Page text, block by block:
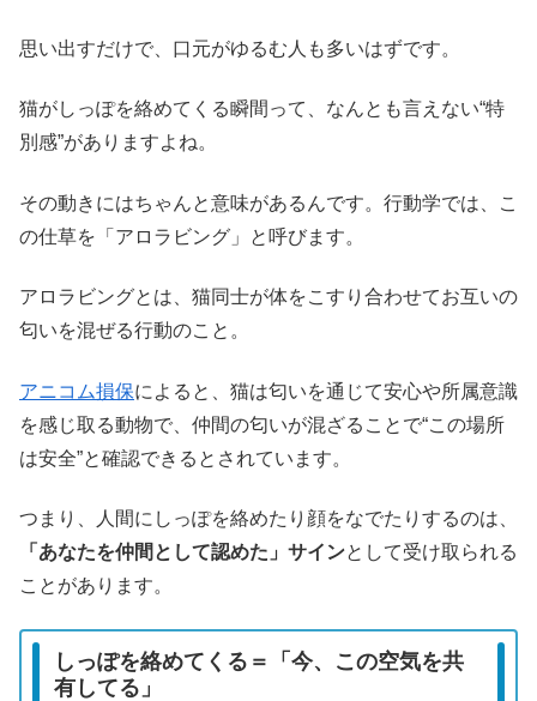
思い出すだけで、口元がゆるむ人も多いはずです。
猫がしっぽを絡めてくる瞬間って、なんとも言えない“特
別感”がありますよね。
その動きにはちゃんと意味があるんです。行動学では、こ
の仕草を「アロラビング」と呼びます。
アロラビングとは、猫同士が体をこすり合わせてお互いの
匂いを混ぜる行動のこと。
アニコム損保によると、猫は匂いを通じて安心や所属意識
を感じ取る動物で、仲間の匂いが混ざることで“この場所
は安全”と確認できるとされています。
つまり、人間にしっぽを絡めたり顔をなでたりするのは、
「あなたを仲間として認めた」サインとして受け取られる
ことがあります。
しっぽを絡めてくる＝「今、この空気を共
有してる」